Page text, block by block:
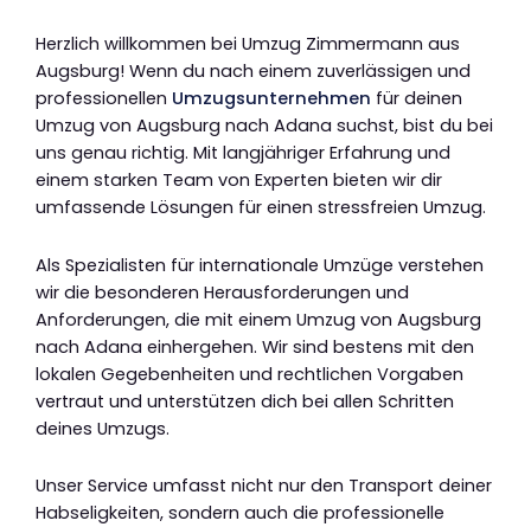
Herzlich willkommen bei Umzug Zimmermann aus
Augsburg! Wenn du nach einem zuverlässigen und
professionellen Umzugsunternehmen für deinen
Umzug von Augsburg nach Adana suchst, bist du bei
uns genau richtig. Mit langjähriger Erfahrung und
einem starken Team von Experten bieten wir dir
umfassende Lösungen für einen stressfreien Umzug.
Als Spezialisten für internationale Umzüge verstehen
wir die besonderen Herausforderungen und
Anforderungen, die mit einem Umzug von Augsburg
nach Adana einhergehen. Wir sind bestens mit den
lokalen Gegebenheiten und rechtlichen Vorgaben
vertraut und unterstützen dich bei allen Schritten
deines Umzugs.
Unser Service umfasst nicht nur den Transport deiner
Habseligkeiten, sondern auch die professionelle